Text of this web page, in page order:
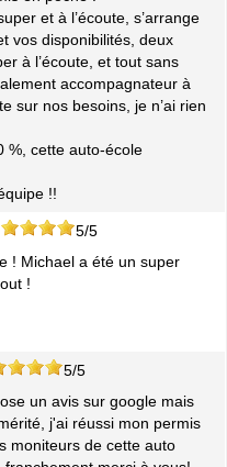
et à l’écoute, s’arrange
vos disponibilités, deux
à l’écoute, et tout sans
accompagnateur à
sur nos besoins, je n’ai rien
%, cette auto-école
!!
5/5
! Michael a été un super
!
5/5
un avis sur google mais
j'ai réussi mon permis
moniteurs de cette auto